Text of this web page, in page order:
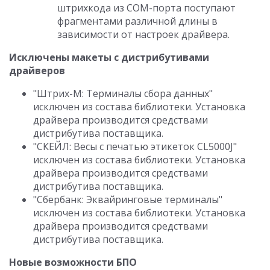
штрихкода из COM-порта поступают
фрагментами различной длины в
зависимости от настроек драйвера.
Исключены макеты с дистрибутивами
драйверов
"Штрих-М: Терминалы сбора данных"
исключен из состава библиотеки. Установка
драйвера производится средствами
дистрибутива поставщика.
"СКЕЙЛ: Весы c печатью этикеток CL5000J"
исключен из состава библиотеки. Установка
драйвера производится средствами
дистрибутива поставщика.
"Сбербанк: Эквайринговые терминалы"
исключен из состава библиотеки. Установка
драйвера производится средствами
дистрибутива поставщика.
Новые возможности БПО